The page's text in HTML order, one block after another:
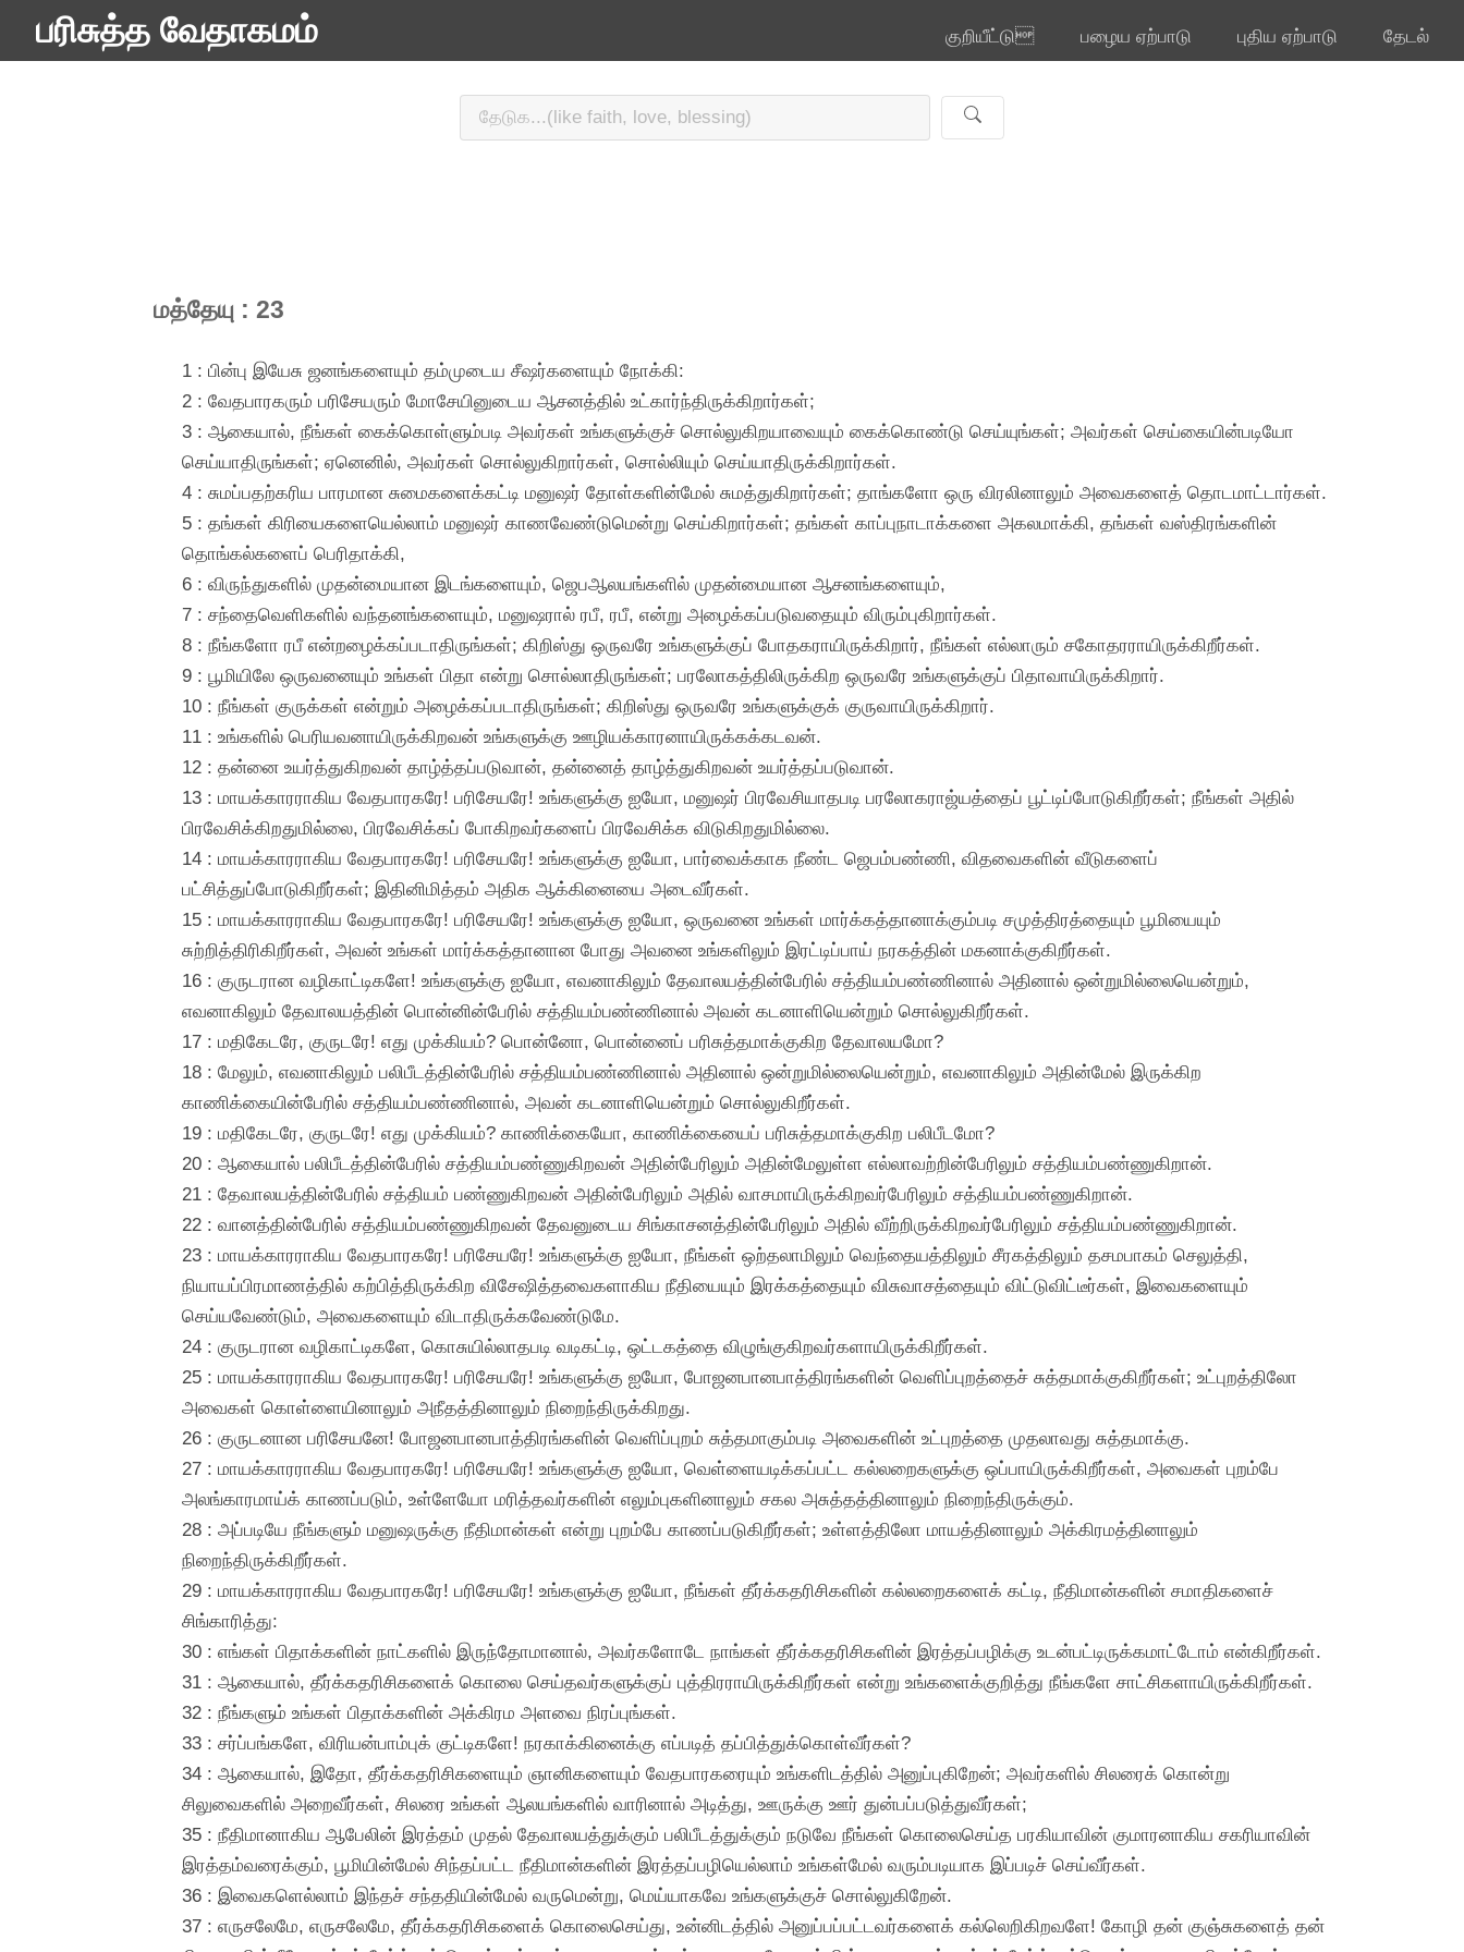
பரிசுத்த வேதாகமம் குறியீட்டு பழைய ஏற்பாடு புதிய ஏற்பாடு தேடல்
மத்தேயு : 23
1 : பின்பு இயேசு ஜனங்களையும் தம்முடைய சீஷர்களையும் நோக்கி:
2 : வேதபாரகரும் பரிசேயரும் மோசேயினுடைய ஆசனத்தில் உட்கார்ந்திருக்கிறார்கள்;
3 : ஆகையால், நீங்கள் கைக்கொள்ளும்படி அவர்கள் உங்களுக்குச் சொல்லுகிறயாவையும் கைக்கொண்டு செய்யுங்கள்; அவர்கள் செய்கையின்படியோ
செய்யாதிருங்கள்; ஏனெனில், அவர்கள் சொல்லுகிறார்கள், சொல்லியும் செய்யாதிருக்கிறார்கள்.
4 : சுமப்பதற்கரிய பாரமான சுமைகளைக்கட்டி மனுஷர் தோள்களின்மேல் சுமத்துகிறார்கள்; தாங்களோ ஒரு விரலினாலும் அவைகளைத் தொடமாட்டார்கள்.
5 : தங்கள் கிரியைகளையெல்லாம் மனுஷர் காணவேண்டுமென்று செய்கிறார்கள்; தங்கள் காப்புநாடாக்களை அகலமாக்கி, தங்கள் வஸ்திரங்களின்
தொங்கல்களைப் பெரிதாக்கி,
6 : விருந்துகளில் முதன்மையான இடங்களையும், ஜெபஆலயங்களில் முதன்மையான ஆசனங்களையும்,
7 : சந்தைவெளிகளில் வந்தனங்களையும், மனுஷரால் ரபீ, ரபீ, என்று அழைக்கப்படுவதையும் விரும்புகிறார்கள்.
8 : நீங்களோ ரபீ என்றழைக்கப்படாதிருங்கள்; கிறிஸ்து ஒருவரே உங்களுக்குப் போதகராயிருக்கிறார், நீங்கள் எல்லாரும் சகோதரராயிருக்கிறீர்கள்.
9 : பூமியிலே ஒருவனையும் உங்கள் பிதா என்று சொல்லாதிருங்கள்; பரலோகத்திலிருக்கிற ஒருவரே உங்களுக்குப் பிதாவாயிருக்கிறார்.
10 : நீங்கள் குருக்கள் என்றும் அழைக்கப்படாதிருங்கள்; கிறிஸ்து ஒருவரே உங்களுக்குக் குருவாயிருக்கிறார்.
11 : உங்களில் பெரியவனாயிருக்கிறவன் உங்களுக்கு ஊழியக்காரனாயிருக்கக்கடவன்.
12 : தன்னை உயர்த்துகிறவன் தாழ்த்தப்படுவான், தன்னைத் தாழ்த்துகிறவன் உயர்த்தப்படுவான்.
13 : மாயக்காரராகிய வேதபாரகரே! பரிசேயரே! உங்களுக்கு ஐயோ, மனுஷர் பிரவேசியாதபடி பரலோகராஜ்யத்தைப் பூட்டிப்போடுகிறீர்கள்; நீங்கள் அதில்
பிரவேசிக்கிறதுமில்லை, பிரவேசிக்கப் போகிறவர்களைப் பிரவேசிக்க விடுகிறதுமில்லை.
14 : மாயக்காரராகிய வேதபாரகரே! பரிசேயரே! உங்களுக்கு ஐயோ, பார்வைக்காக நீண்ட ஜெபம்பண்ணி, விதவைகளின் வீடுகளைப்
பட்சித்துப்போடுகிறீர்கள்; இதினிமித்தம் அதிக ஆக்கினையை அடைவீர்கள்.
15 : மாயக்காரராகிய வேதபாரகரே! பரிசேயரே! உங்களுக்கு ஐயோ, ஒருவனை உங்கள் மார்க்கத்தானாக்கும்படி சமுத்திரத்தையும் பூமியையும்
சுற்றித்திரிகிறீர்கள், அவன் உங்கள் மார்க்கத்தானான போது அவனை உங்களிலும் இரட்டிப்பாய் நரகத்தின் மகனாக்குகிறீர்கள்.
16 : குருடரான வழிகாட்டிகளே! உங்களுக்கு ஐயோ, எவனாகிலும் தேவாலயத்தின்பேரில் சத்தியம்பண்ணினால் அதினால் ஒன்றுமில்லையென்றும்,
எவனாகிலும் தேவாலயத்தின் பொன்னின்பேரில் சத்தியம்பண்ணினால் அவன் கடனாளியென்றும் சொல்லுகிறீர்கள்.
17 : மதிகேடரே, குருடரே! எது முக்கியம்? பொன்னோ, பொன்னைப் பரிசுத்தமாக்குகிற தேவாலயமோ?
18 : மேலும், எவனாகிலும் பலிபீடத்தின்பேரில் சத்தியம்பண்ணினால் அதினால் ஒன்றுமில்லையென்றும், எவனாகிலும் அதின்மேல் இருக்கிற
காணிக்கையின்பேரில் சத்தியம்பண்ணினால், அவன் கடனாளியென்றும் சொல்லுகிறீர்கள்.
19 : மதிகேடரே, குருடரே! எது முக்கியம்? காணிக்கையோ, காணிக்கையைப் பரிசுத்தமாக்குகிற பலிபீடமோ?
20 : ஆகையால் பலிபீடத்தின்பேரில் சத்தியம்பண்ணுகிறவன் அதின்பேரிலும் அதின்மேலுள்ள எல்லாவற்றின்பேரிலும் சத்தியம்பண்ணுகிறான்.
21 : தேவாலயத்தின்பேரில் சத்தியம் பண்ணுகிறவன் அதின்பேரிலும் அதில் வாசமாயிருக்கிறவர்பேரிலும் சத்தியம்பண்ணுகிறான்.
22 : வானத்தின்பேரில் சத்தியம்பண்ணுகிறவன் தேவனுடைய சிங்காசனத்தின்பேரிலும் அதில் வீற்றிருக்கிறவர்பேரிலும் சத்தியம்பண்ணுகிறான்.
23 : மாயக்காரராகிய வேதபாரகரே! பரிசேயரே! உங்களுக்கு ஐயோ, நீங்கள் ஒற்தலாமிலும் வெந்தையத்திலும் சீரகத்திலும் தசமபாகம் செலுத்தி,
நியாயப்பிரமாணத்தில் கற்பித்திருக்கிற விசேஷித்தவைகளாகிய நீதியையும் இரக்கத்தையும் விசுவாசத்தையும் விட்டுவிட்டீர்கள், இவைகளையும்
செய்யவேண்டும், அவைகளையும் விடாதிருக்கவேண்டுமே.
24 : குருடரான வழிகாட்டிகளே, கொசுயில்லாதபடி வடிகட்டி, ஒட்டகத்தை விழுங்குகிறவர்களாயிருக்கிறீர்கள்.
25 : மாயக்காரராகிய வேதபாரகரே! பரிசேயரே! உங்களுக்கு ஐயோ, போஜனபானபாத்திரங்களின் வெளிப்புறத்தைச் சுத்தமாக்குகிறீர்கள்; உட்புறத்திலோ
அவைகள் கொள்ளையினாலும் அநீதத்தினாலும் நிறைந்திருக்கிறது.
26 : குருடனான பரிசேயனே! போஜனபானபாத்திரங்களின் வெளிப்புறம் சுத்தமாகும்படி அவைகளின் உட்புறத்தை முதலாவது சுத்தமாக்கு.
27 : மாயக்காரராகிய வேதபாரகரே! பரிசேயரே! உங்களுக்கு ஐயோ, வெள்ளையடிக்கப்பட்ட கல்லறைகளுக்கு ஒப்பாயிருக்கிறீர்கள், அவைகள் புறம்பே
அலங்காரமாய்க் காணப்படும், உள்ளேயோ மரித்தவர்களின் எலும்புகளினாலும் சகல அசுத்தத்தினாலும் நிறைந்திருக்கும்.
28 : அப்படியே நீங்களும் மனுஷருக்கு நீதிமான்கள் என்று புறம்பே காணப்படுகிறீர்கள்; உள்ளத்திலோ மாயத்தினாலும் அக்கிரமத்தினாலும்
நிறைந்திருக்கிறீர்கள்.
29 : மாயக்காரராகிய வேதபாரகரே! பரிசேயரே! உங்களுக்கு ஐயோ, நீங்கள் தீர்க்கதரிசிகளின் கல்லறைகளைக் கட்டி, நீதிமான்களின் சமாதிகளைச்
சிங்காரித்து:
30 : எங்கள் பிதாக்களின் நாட்களில் இருந்தோமானால், அவர்களோடே நாங்கள் தீர்க்கதரிசிகளின் இரத்தப்பழிக்கு உடன்பட்டிருக்கமாட்டோம் என்கிறீர்கள்.
31 : ஆகையால், தீர்க்கதரிசிகளைக் கொலை செய்தவர்களுக்குப் புத்திரராயிருக்கிறீர்கள் என்று உங்களைக்குறித்து நீங்களே சாட்சிகளாயிருக்கிறீர்கள்.
32 : நீங்களும் உங்கள் பிதாக்களின் அக்கிரம அளவை நிரப்புங்கள்.
33 : சர்ப்பங்களே, விரியன்பாம்புக் குட்டிகளே! நரகாக்கினைக்கு எப்படித் தப்பித்துக்கொள்வீர்கள்?
34 : ஆகையால், இதோ, தீர்க்கதரிசிகளையும் ஞானிகளையும் வேதபாரகரையும் உங்களிடத்தில் அனுப்புகிறேன்; அவர்களில் சிலரைக் கொன்று
சிலுவைகளில் அறைவீர்கள், சிலரை உங்கள் ஆலயங்களில் வாரினால் அடித்து, ஊருக்கு ஊர் துன்பப்படுத்துவீர்கள்;
35 : நீதிமானாகிய ஆபேலின் இரத்தம் முதல் தேவாலயத்துக்கும் பலிபீடத்துக்கும் நடுவே நீங்கள் கொலைசெய்த பரகியாவின் குமாரனாகிய சகரியாவின்
இரத்தம்வரைக்கும், பூமியின்மேல் சிந்தப்பட்ட நீதிமான்களின் இரத்தப்பழியெல்லாம் உங்கள்மேல் வரும்படியாக இப்படிச் செய்வீர்கள்.
36 : இவைகளெல்லாம் இந்தச் சந்ததியின்மேல் வருமென்று, மெய்யாகவே உங்களுக்குச் சொல்லுகிறேன்.
37 : எருசலேமே, எருசலேமே, தீர்க்கதரிசிகளைக் கொலைசெய்து, உன்னிடத்தில் அனுப்பப்பட்டவர்களைக் கல்லெறிகிறவளே! கோழி தன் குஞ்சுகளைத் தன்